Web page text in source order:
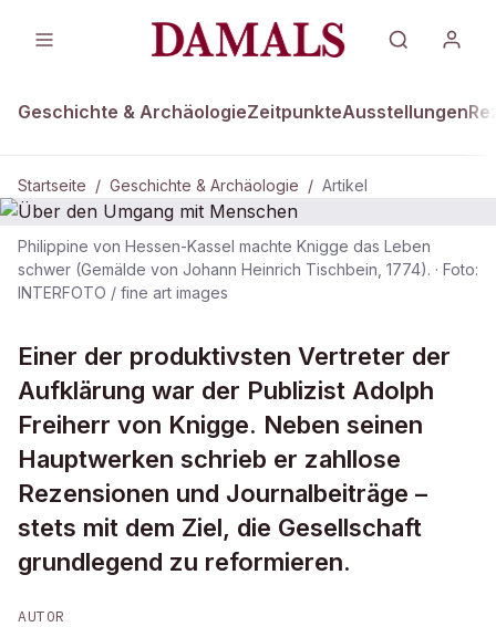
Geschichte & ArchäologieZeitpunkteAusstellungen
Startseite / Geschichte & Archäologie / Artikel
DAMALS PlusGESCHICHTE & ARCHÄOLOGIE
Über den Umgang mit Menschen
Philippine von Hessen-Kassel machte Knigge das Leben
schwer (Gemälde von Johann Heinrich Tischbein, 1774). · Foto:
INTERFOTO / fine art images
Einer der produktivsten Vertreter der
Aufklärung war der Publizist Adolph
Freiherr von Knigge. Neben seinen
Hauptwerken schrieb er zahllose
Rezensionen und Journalbeiträge –
stets mit dem Ziel, die Gesellschaft
grundlegend zu reformieren.
AUTOR